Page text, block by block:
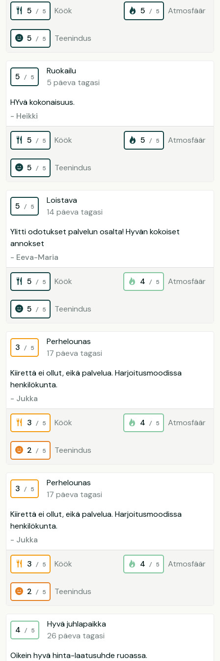
5 / 5 Köök 5 / 5 Atmosfäär
5 / 5 Teenindus
5 / 5
Ruokailu
5 päeva tagasi
HYvä kokonaisuus.
- Heikki
5 / 5 Köök 5 / 5 Atmosfäär
5 / 5 Teenindus
5 / 5
Loistava
14 päeva tagasi
Ylitti odotukset palvelun osalta! Hyvän kokoiset
annokset
- Eeva-Maria
5 / 5 Köök 4 / 5 Atmosfäär
5 / 5 Teenindus
3 / 5
Perhelounas
17 päeva tagasi
Kiirettä ei ollut, eikä palvelua. Harjoitusmoodissa
henkilökunta.
- Jukka
3 / 5 Köök 4 / 5 Atmosfäär
2 / 5 Teenindus
3 / 5
Perhelounas
17 päeva tagasi
Kiirettä ei ollut, eikä palvelua. Harjoitusmoodissa
henkilökunta.
- Jukka
3 / 5 Köök 4 / 5 Atmosfäär
2 / 5 Teenindus
4 / 5
Hyvä juhlapaikka
26 päeva tagasi
Oikein hyvä hinta-laatusuhde ruoassa.